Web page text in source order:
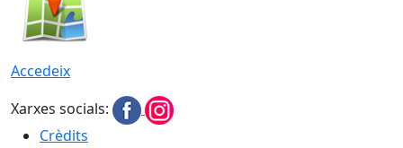
Accedeix
Xarxes socials:
Crèdits